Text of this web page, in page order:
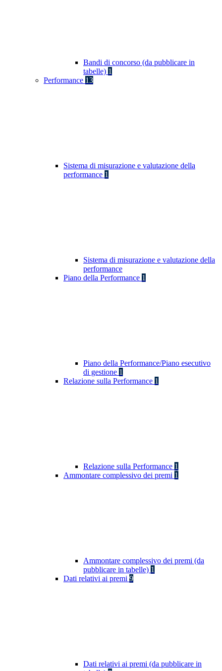
Bandi di concorso (da pubblicare in
tabelle) 1
Performance 13
Sistema di misurazione e valutazione della
performance 1
Sistema di misurazione e valutazione della
performance
Piano della Performance 1
Piano della Performance/Piano esecutivo
di gestione 1
Relazione sulla Performance 1
Relazione sulla Performance 1
Ammontare complessivo dei premi 1
Ammontare complessivo dei premi (da
pubblicare in tabelle) 1
Dati relativi ai premi 9
Dati relativi ai premi (da pubblicare in